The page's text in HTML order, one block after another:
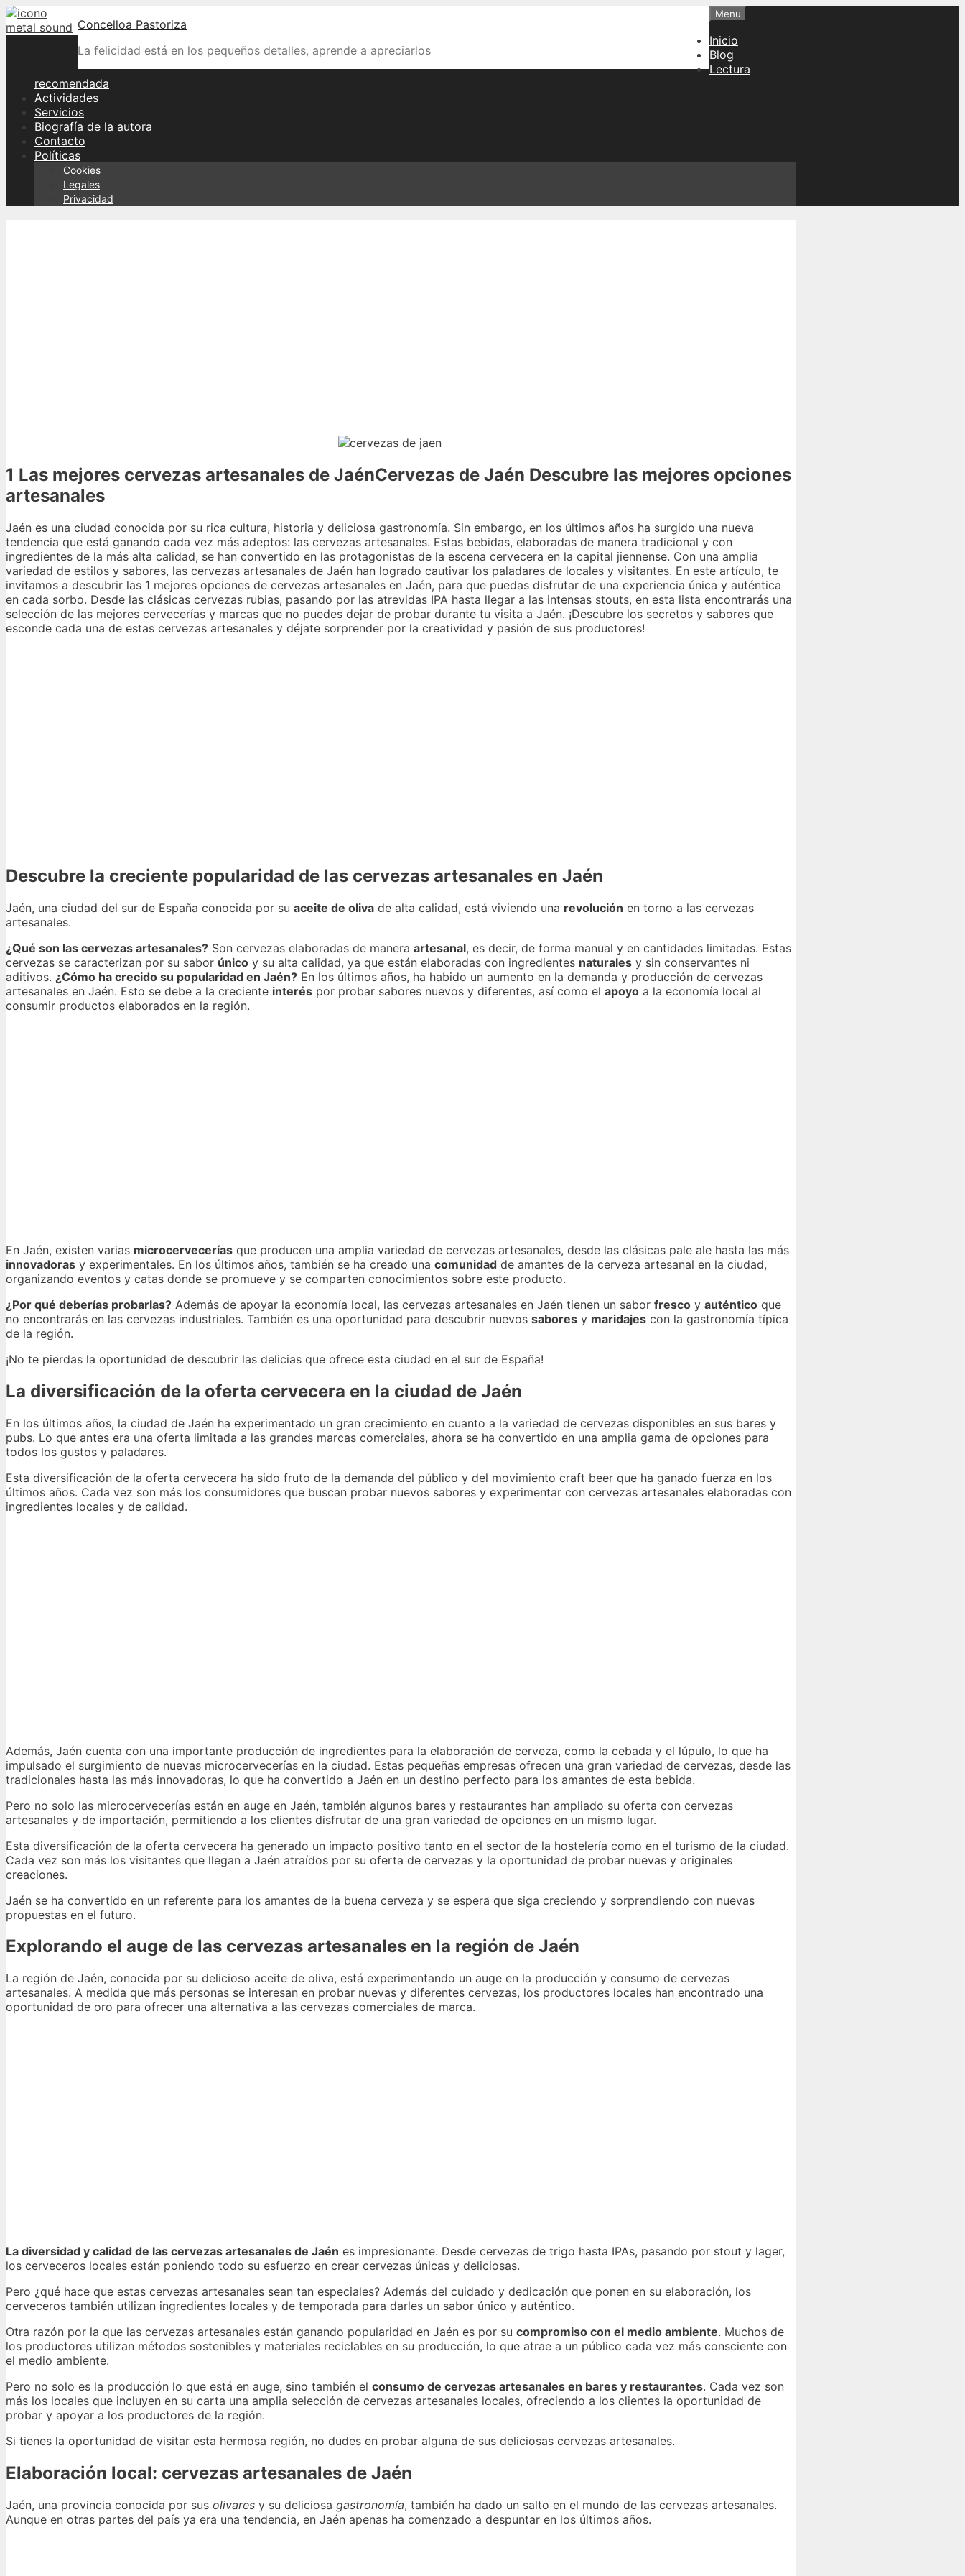
Skip
to
Concelloa Pastoriza
La felicidad está en los pequeños detalles, aprende a apreciarlos
Menu
Inicio
Blog
Lectura
recomendada
Actividades
Servicios
Biografía de la autora
Contacto
Políticas
Cookies
Legales
Privacidad
1 Las mejores cervezas artesanales de JaénCervezas de Jaén Descubre las mejores opciones
artesanales
Jaén es una ciudad conocida por su rica cultura, historia y deliciosa gastronomía. Sin embargo, en los últimos años ha surgido una nueva
tendencia que está ganando cada vez más adeptos: las cervezas artesanales. Estas bebidas, elaboradas de manera tradicional y con
ingredientes de la más alta calidad, se han convertido en las protagonistas de la escena cervecera en la capital jiennense. Con una amplia
variedad de estilos y sabores, las cervezas artesanales de Jaén han logrado cautivar los paladares de locales y visitantes. En este artículo, te
invitamos a descubrir las 1 mejores opciones de cervezas artesanales en Jaén, para que puedas disfrutar de una experiencia única y auténtica
en cada sorbo. Desde las clásicas cervezas rubias, pasando por las atrevidas IPA hasta llegar a las intensas stouts, en esta lista encontrarás una
selección de las mejores cervecerías y marcas que no puedes dejar de probar durante tu visita a Jaén. ¡Descubre los secretos y sabores que
esconde cada una de estas cervezas artesanales y déjate sorprender por la creatividad y pasión de sus productores!
Descubre la creciente popularidad de las cervezas artesanales en Jaén
Jaén, una ciudad del sur de España conocida por su aceite de oliva de alta calidad, está viviendo una revolución en torno a las cervezas
artesanales.
¿Qué son las cervezas artesanales? Son cervezas elaboradas de manera artesanal, es decir, de forma manual y en cantidades limitadas. Estas
cervezas se caracterizan por su sabor único y su alta calidad, ya que están elaboradas con ingredientes naturales y sin conservantes ni
aditivos. ¿Cómo ha crecido su popularidad en Jaén? En los últimos años, ha habido un aumento en la demanda y producción de cervezas
artesanales en Jaén. Esto se debe a la creciente interés por probar sabores nuevos y diferentes, así como el apoyo a la economía local al
consumir productos elaborados en la región.
En Jaén, existen varias microcervecerías que producen una amplia variedad de cervezas artesanales, desde las clásicas pale ale hasta las más
innovadoras y experimentales. En los últimos años, también se ha creado una comunidad de amantes de la cerveza artesanal en la ciudad,
organizando eventos y catas donde se promueve y se comparten conocimientos sobre este producto.
¿Por qué deberías probarlas? Además de apoyar la economía local, las cervezas artesanales en Jaén tienen un sabor fresco y auténtico que
no encontrarás en las cervezas industriales. También es una oportunidad para descubrir nuevos sabores y maridajes con la gastronomía típica
de la región.
¡No te pierdas la oportunidad de descubrir las delicias que ofrece esta ciudad en el sur de España!
La diversificación de la oferta cervecera en la ciudad de Jaén
En los últimos años, la ciudad de Jaén ha experimentado un gran crecimiento en cuanto a la variedad de cervezas disponibles en sus bares y
pubs. Lo que antes era una oferta limitada a las grandes marcas comerciales, ahora se ha convertido en una amplia gama de opciones para
todos los gustos y paladares.
Esta diversificación de la oferta cervecera ha sido fruto de la demanda del público y del movimiento craft beer que ha ganado fuerza en los
últimos años. Cada vez son más los consumidores que buscan probar nuevos sabores y experimentar con cervezas artesanales elaboradas con
ingredientes locales y de calidad.
Además, Jaén cuenta con una importante producción de ingredientes para la elaboración de cerveza, como la cebada y el lúpulo, lo que ha
impulsado el surgimiento de nuevas microcervecerías en la ciudad. Estas pequeñas empresas ofrecen una gran variedad de cervezas, desde las
tradicionales hasta las más innovadoras, lo que ha convertido a Jaén en un destino perfecto para los amantes de esta bebida.
Pero no solo las microcervecerías están en auge en Jaén, también algunos bares y restaurantes han ampliado su oferta con cervezas
artesanales y de importación, permitiendo a los clientes disfrutar de una gran variedad de opciones en un mismo lugar.
Esta diversificación de la oferta cervecera ha generado un impacto positivo tanto en el sector de la hostelería como en el turismo de la ciudad.
Cada vez son más los visitantes que llegan a Jaén atraídos por su oferta de cervezas y la oportunidad de probar nuevas y originales
creaciones.
Jaén se ha convertido en un referente para los amantes de la buena cerveza y se espera que siga creciendo y sorprendiendo con nuevas
propuestas en el futuro.
Explorando el auge de las cervezas artesanales en la región de Jaén
La región de Jaén, conocida por su delicioso aceite de oliva, está experimentando un auge en la producción y consumo de cervezas
artesanales. A medida que más personas se interesan en probar nuevas y diferentes cervezas, los productores locales han encontrado una
oportunidad de oro para ofrecer una alternativa a las cervezas comerciales de marca.
La diversidad y calidad de las cervezas artesanales de Jaén es impresionante. Desde cervezas de trigo hasta IPAs, pasando por stout y lager,
los cerveceros locales están poniendo todo su esfuerzo en crear cervezas únicas y deliciosas.
Pero ¿qué hace que estas cervezas artesanales sean tan especiales? Además del cuidado y dedicación que ponen en su elaboración, los
cerveceros también utilizan ingredientes locales y de temporada para darles un sabor único y auténtico.
Otra razón por la que las cervezas artesanales están ganando popularidad en Jaén es por su compromiso con el medio ambiente. Muchos de
los productores utilizan métodos sostenibles y materiales reciclables en su producción, lo que atrae a un público cada vez más consciente con
el medio ambiente.
Pero no solo es la producción lo que está en auge, sino también el consumo de cervezas artesanales en bares y restaurantes. Cada vez son
más los locales que incluyen en su carta una amplia selección de cervezas artesanales locales, ofreciendo a los clientes la oportunidad de
probar y apoyar a los productores de la región.
Si tienes la oportunidad de visitar esta hermosa región, no dudes en probar alguna de sus deliciosas cervezas artesanales.
Elaboración local: cervezas artesanales de Jaén
Jaén, una provincia conocida por sus olivares y su deliciosa gastronomía, también ha dado un salto en el mundo de las cervezas artesanales.
Aunque en otras partes del país ya era una tendencia, en Jaén apenas ha comenzado a despuntar en los últimos años.